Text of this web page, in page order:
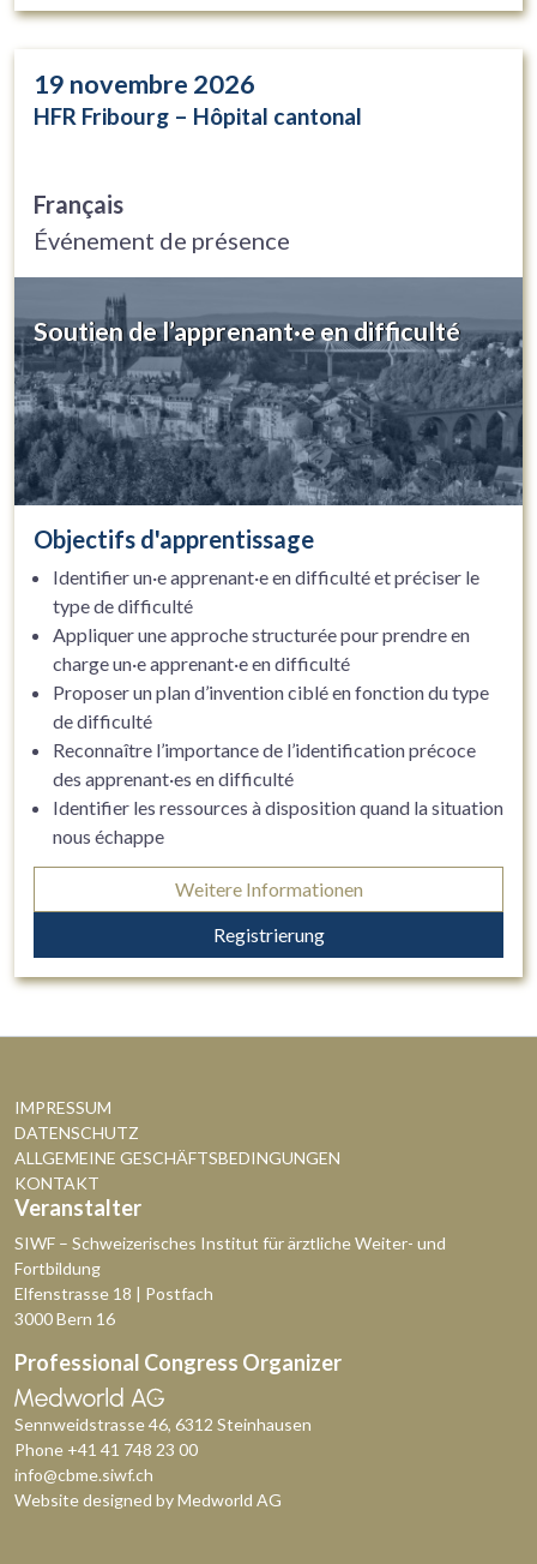
19 novembre 2026
HFR Fribourg – Hôpital cantonal
Français
Événement de présence
Soutien de l’apprenant·e en difficulté
Objectifs d'apprentissage
Identifier un·e apprenant·e en difficulté et préciser le
type de difficulté
Appliquer une approche structurée pour prendre en
charge un·e apprenant·e en difficulté
Proposer un plan d’invention ciblé en fonction du type
de difficulté
Reconnaître l’importance de l’identification précoce
des apprenant·es en difficulté
Identifier les ressources à disposition quand la situation
nous échappe
Weitere Informationen
Registrierung
IMPRESSUM
DATENSCHUTZ
ALLGEMEINE GESCHÄFTSBEDINGUNGEN
KONTAKT
Veranstalter
SIWF – Schweizerisches Institut für ärztliche Weiter- und
Fortbildung
Elfenstrasse 18 | Postfach
3000 Bern 16
Professional Congress Organizer
Sennweidstrasse 46, 6312 Steinhausen
Phone +41 41 748 23 00
info@cbme.siwf.ch
Website designed byMedworld AG